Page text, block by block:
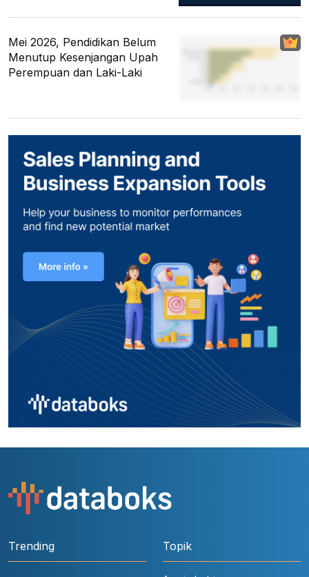
Mei 2026, Pendidikan Belum
Menutup Kesenjangan Upah
Perempuan dan Laki-Laki
Trending Topik